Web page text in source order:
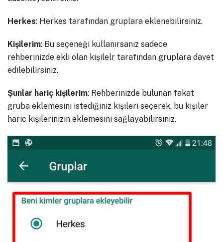
Herkes: Herkes tarafından gruplara eklenebilirsiniz.
Kişilerim: Bu seçeneği kullanırsanız sadece
rehberinizde ekli olan kişilelr tarafından gruplara davet
edilebilirsiniz.
Şunlar hariç kişilerim: Rehberinizde bulunan fakat
gruba eklemesini istediğiniz kişileri seçerek, bu kişiler
haric kişilerinizin eklemesini sağlayabilirsiniz.